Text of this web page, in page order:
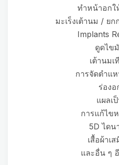
ทำหน้าอกใ
มะเร็งเต้านม / ย
Implants
ดูดไข
เต้านมเ
การจัดตำแ
ร่องอ
แผลเ
การแก้ไข
5D ไดน
เสื้อผ้าเ
และอื่น ๆ